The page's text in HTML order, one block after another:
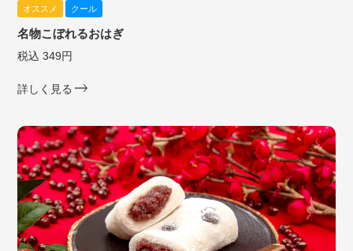
オススメ クール
名物こぼれるおはぎ
税込 349円
詳しく見る